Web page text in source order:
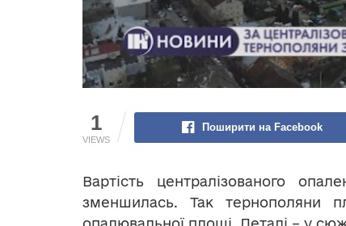
1
VIEWS
Поширити на Facebook
Вартість централізованого
зменшилась. Так тернополяни